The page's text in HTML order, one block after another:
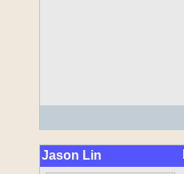
Jason Lin